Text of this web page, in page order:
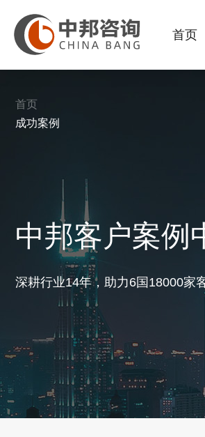
首页
首页
成功案例
中邦客户案例
深耕行业14年，助力6国18000家